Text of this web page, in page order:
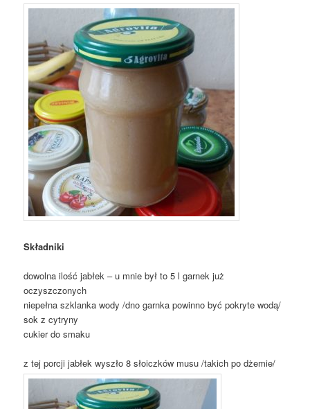
Składniki
dowolna ilość jabłek – u mnie był to 5 l garnek już
oczyszczonych
niepełna szklanka wody /dno garnka powinno być pokryte wodą/
sok z cytryny
cukier do smaku
z tej porcji jabłek wyszło 8 słoiczków musu /takich po dżemie/